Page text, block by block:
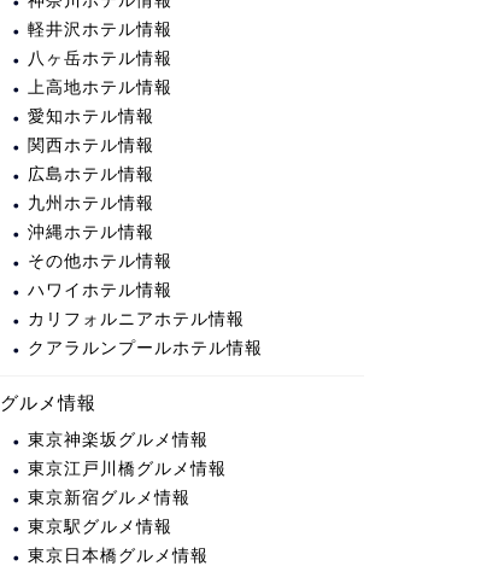
軽井沢ホテル情報
八ヶ岳ホテル情報
上高地ホテル情報
愛知ホテル情報
関西ホテル情報
広島ホテル情報
九州ホテル情報
沖縄ホテル情報
その他ホテル情報
ハワイホテル情報
カリフォルニアホテル情報
クアラルンプールホテル情報
グルメ情報
東京神楽坂グルメ情報
東京江戸川橋グルメ情報
東京新宿グルメ情報
東京駅グルメ情報
東京日本橋グルメ情報